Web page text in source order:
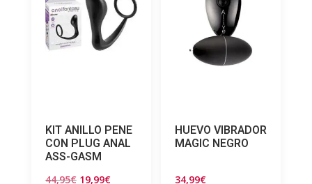
KIT ANILLO PENE
CON PLUG ANAL
ASS-GASM
44,95€ El
19,99€El
HUEVO VIBRADOR
MAGIC NEGRO
34,99€